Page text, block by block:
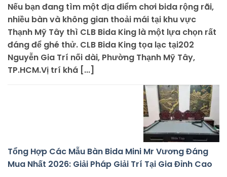
Nếu bạn đang tìm một địa điểm chơi bida rộng rãi,
nhiều bàn và không gian thoải mái tại khu vực
Thạnh Mỹ Tây thì CLB Bida King là một lựa chọn rất
đáng để ghé thử. CLB Bida King tọa lạc tại202
Nguyễn Gia Trí nối dài, Phường Thạnh Mỹ Tây,
TP.HCM.Vị trí khá [...]
Tổng Hợp Các Mẫu Bàn Bida Mini Mr Vương Đáng
Mua Nhất 2026: Giải Pháp Giải Trí Tại Gia Đỉnh Cao